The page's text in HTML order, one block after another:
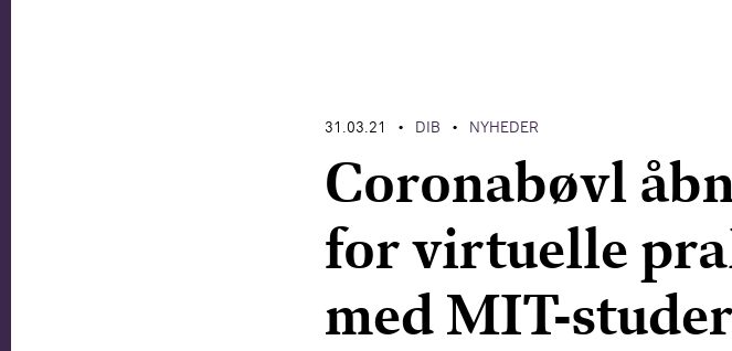
31.03.21 • DIB • NYHEDER
Coronabøvl
for virtuelle
med MIT-